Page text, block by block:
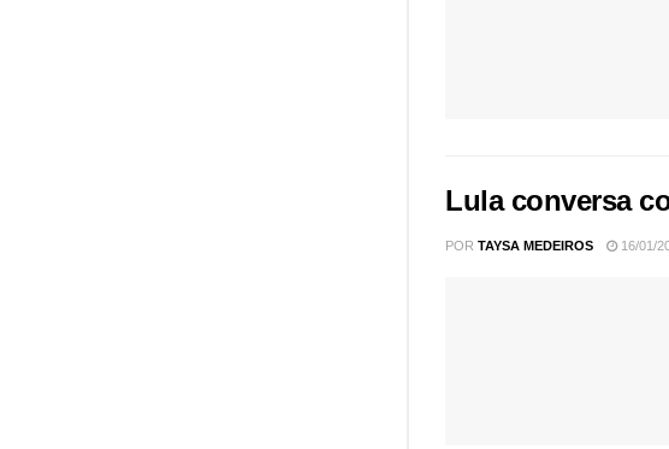
Lula conversa
POR TAYSA MEDEIROS 16/01/